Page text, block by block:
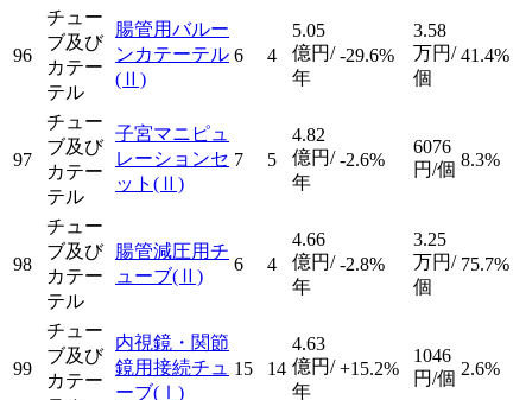
96
チュー
ブ及び
カテー
テル
腸管用バルー
ンカテーテル
(Ⅱ)
6 4
5.05
億円/
年
-29.6%
3.58
万円/
個
41.4%
97
チュー
ブ及び
カテー
テル
子宮マニピュ
レーションセ
ット (Ⅱ)
7 5
4.82
億円/
年
-2.6%
6076
円/個 8.3%
98
チュー
ブ及び
カテー
テル
腸管減圧用チ
ューブ(Ⅱ)
6 4
4.66
億円/
年
-2.8%
3.25
万円/
個
75.7%
99
チュー
ブ及び
カテー
内視鏡・関節
鏡用接続チュ
ーブ(Ⅰ)
15 14
4.63
億円/
年
+15.2%
1046
円/個 2.6%